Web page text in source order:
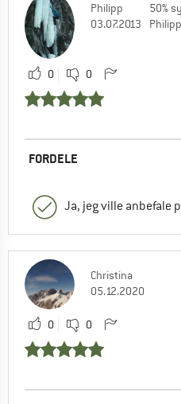
Philipp
03.07.2013
50%
0 0
FORDELE
Ja, jeg ville anbefale
Christina
05.12.2020
0 0